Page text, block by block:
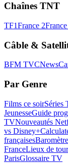
Chaînes TNT
TF1France 2
Câble &
BFM TVCNews
Par Genre
Films ce soirSéries
JeunesseGuide
TVNouveautés
vs Disney+
françaises
FranceLieux de
ParisGlossaire TV